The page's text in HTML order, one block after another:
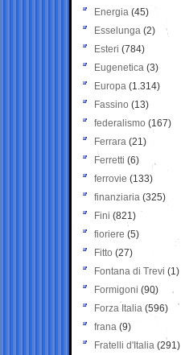
Energia (45)
Esselunga (2)
Esteri (784)
Eugenetica (3)
Europa (1.314)
Fassino (13)
federalismo (167)
Ferrara (21)
Ferretti (6)
ferrovie (133)
finanziaria (325)
Fini (821)
fioriere (5)
Fitto (27)
Fontana di Trevi (1)
Formigoni (90)
Forza Italia (596)
frana (9)
Fratelli d'Italia (291)